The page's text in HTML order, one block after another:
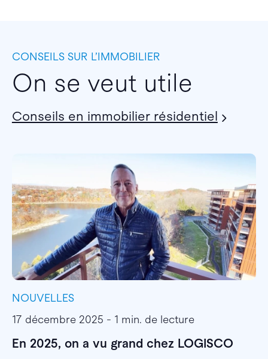
CONSEILS SUR L’IMMOBILIER
On se veut utile
Conseils en immobilier résidentiel
NOUVELLES
17 décembre 2025 - 1 min. de lecture
En 2025, on a vu grand chez LOGISCO